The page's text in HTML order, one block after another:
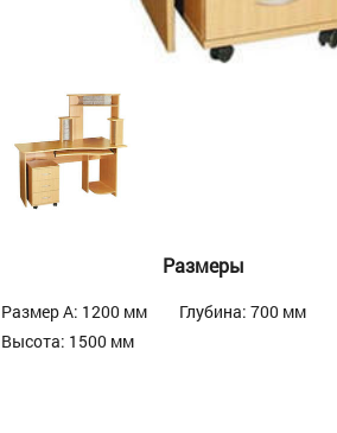
Размеры
Размер А: 1200 мм
Глубина: 700 мм
Высота: 1500 мм